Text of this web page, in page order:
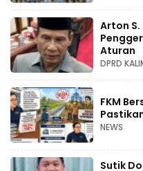
Arton
Aturan
DPRD
FKM
NEWS
Sutik